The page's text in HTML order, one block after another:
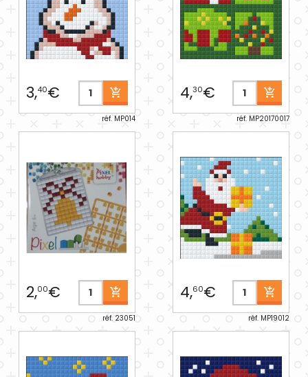
3,40€
réf. MP014
4,30€
réf. MP20170017
2,00€
réf. 23051
4,60€
réf. MP19012